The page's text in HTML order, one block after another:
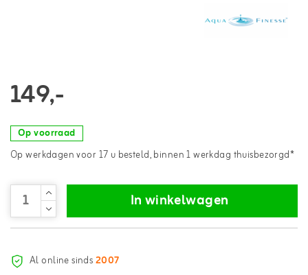
149,-
Op voorraad
Op werkdagen voor 17 u besteld, binnen 1 werkdag thuisbezorgd*
In winkelwagen
Al online sinds2007